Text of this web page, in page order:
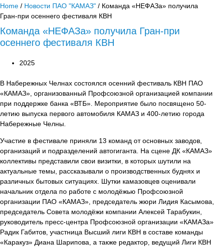
Home / Новости ПАО "КАМАЗ" / Команда «НЕФАЗа» получила
Гран-при осеннего фестиваля КВН
Команда «НЕФАЗа» получила Гран-при
осеннего фестиваля КВН
2025
В Набережных Челнах состоялся осенний фестиваль КВН ПАО
«КАМАЗ», организованный Профсоюзной организацией компании
при поддержке банка «ВТБ». Мероприятие было посвящено 50-
летию выпуска первого автомобиля КАМАЗ и 400-летию города
Набережные Челны.
Участие в фестивале приняли 13 команд от основных заводов,
организаций и подразделений автогиганта. На сцене ДК «КАМАЗ»
коллективы представили свои визитки, в которых шутили на
актуальные темы, рассказывали о производственных буднях и
различных бытовых ситуациях. Шутки камазовцев оценивали
начальник отдела по работе с молодёжью Профсоюзной
организации ПАО «КАМАЗ», председатель жюри Лидия Касымова,
председатель Совета молодёжи компании Алексей Тарабукин,
руководитель пресс-центра Профсоюзной организации «КАМАЗа»
Радик Габитов, участница Высший лиги КВН в составе команды
«Каракуз» Диана Шарипова, а также редактор, ведущий Лиги КВН